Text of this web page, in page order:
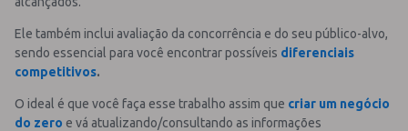
Ele também inclui avaliação da concorrência e do seu público-alvo,
sendo essencial para você encontrar possíveis diferenciais
competitivos.
O ideal é que você faça esse trabalho assim que criar um negócio
do zero e vá atualizando/consultando as informações